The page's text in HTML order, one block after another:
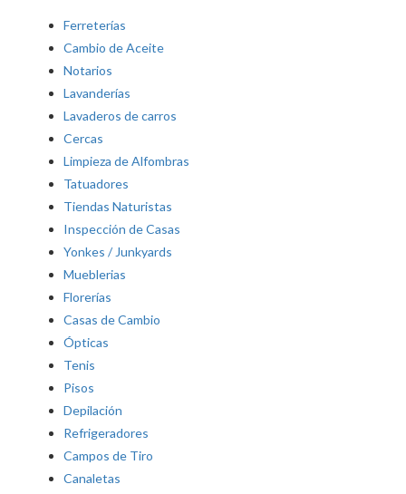
Ferreterías
Cambio de Aceite
Notarios
Lavanderías
Lavaderos de carros
Cercas
Limpieza de Alfombras
Tatuadores
Tiendas Naturistas
Inspección de Casas
Yonkes / Junkyards
Mueblerias
Florerías
Casas de Cambio
Ópticas
Tenis
Pisos
Depilación
Refrigeradores
Campos de Tiro
Canaletas